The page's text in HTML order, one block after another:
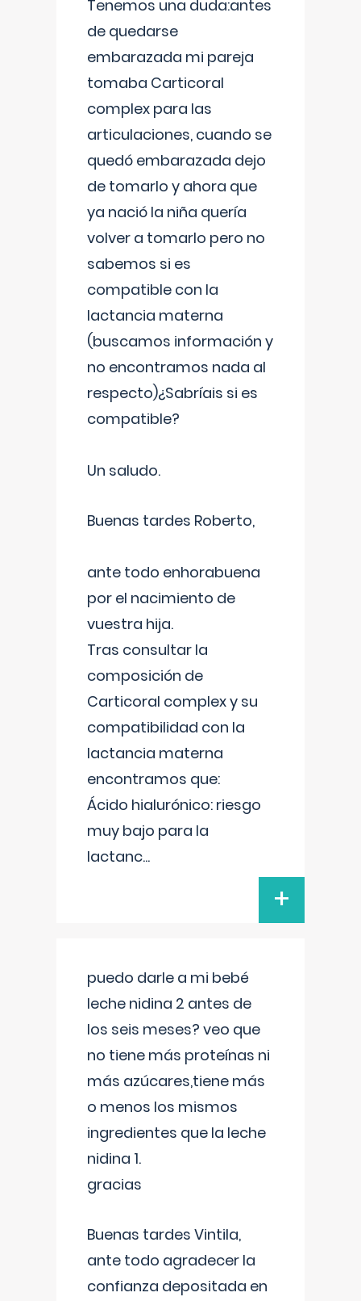
Tenemos una duda:antes
de quedarse
embarazada mi pareja
tomaba Carticoral
complex para las
articulaciones, cuando se
quedó embarazada dejo
de tomarlo y ahora que
ya nació la niña quería
volver a tomarlo pero no
sabemos si es
compatible con la
lactancia materna
(buscamos información y
no encontramos nada al
respecto)¿Sabríais si es
compatible?
Un saludo.
Buenas tardes Roberto,
ante todo enhorabuena
por el nacimiento de
vuestra hija.
Tras consultar la
composición de
Carticoral complex y su
compatibilidad con la
lactancia materna
encontramos que:
Ácido hialurónico: riesgo
muy bajo para la
lactanc...
+
puedo darle a mi bebé
leche nidina 2 antes de
los seis meses? veo que
no tiene más proteínas ni
más azúcares,tiene más
o menos los mismos
ingredientes que la leche
nidina 1.
gracias
Buenas tardes Vintila,
ante todo agradecer la
confianza depositada en